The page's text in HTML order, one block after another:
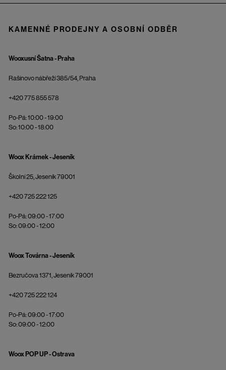
KAMENNÉ PRODEJNY A OSOBNÍ ODBĚR
Wooxusní Šatna - Praha
Rašínovo nábřeží 385/54, Praha
+420 775 855 578
Po-Pá: 10:00 - 19:00
So: 10:00 - 18:00
Woox Krámek - Jeseník
Školní 25, Jeseník 79001
+420 725 222 125
Po-Pá: 09:00 - 17:00
So: 09:00 - 12:00
Woox Továrna - Jeseník
Bezručova 1371, Jeseník 79001
+420 725 222 124
Po-Pá: 09:00 - 17:00
So: 09:00 - 12:00
Woox POP UP - Ostrava